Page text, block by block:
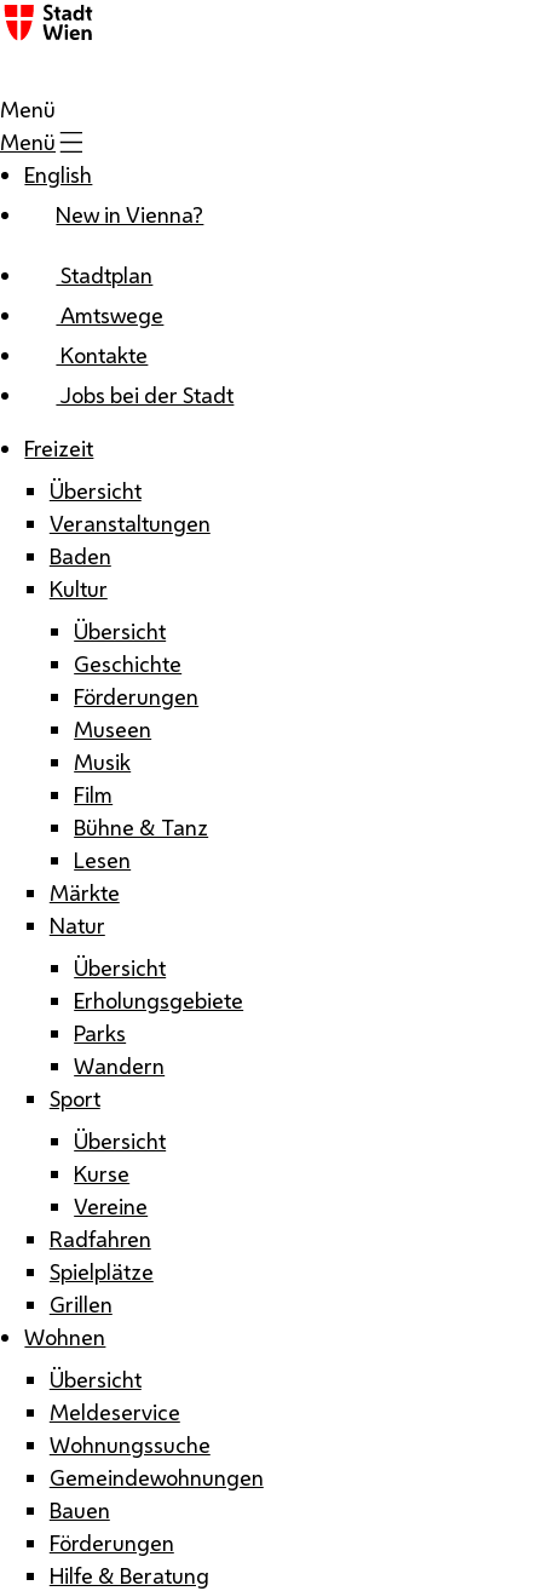
Zum Inhalt
Menü
Menü
English
New in Vienna?
Stadtplan
Amtswege
Kontakte
Jobs bei der Stadt
Freizeit
Übersicht
Veranstaltungen
Baden
Kultur
Übersicht
Geschichte
Förderungen
Museen
Musik
Film
Bühne & Tanz
Lesen
Märkte
Natur
Übersicht
Erholungsgebiete
Parks
Wandern
Sport
Übersicht
Kurse
Vereine
Radfahren
Spielplätze
Grillen
Wohnen
Übersicht
Meldeservice
Wohnungssuche
Gemeindewohnungen
Bauen
Förderungen
Hilfe & Beratung